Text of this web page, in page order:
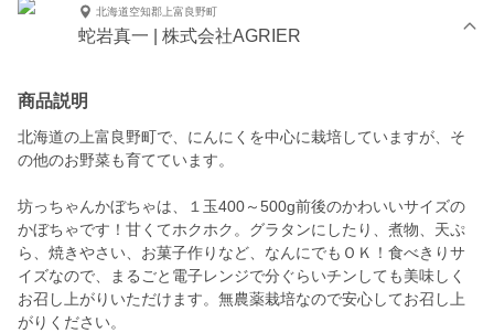
北海道空知郡上富良野町
蛇岩真一 | 株式会社AGRIER
商品説明
北海道の上富良野町で、にんにくを中心に栽培していますが、そ
の他のお野菜も育てています。
坊っちゃんかぼちゃは、１玉400～500g前後のかわいいサイズの
かぼちゃです！甘くてホクホク。グラタンにしたり、煮物、天ぷ
ら、焼きやさい、お菓子作りなど、なんにでもＯＫ！食べきりサ
イズなので、まるごと電子レンジで分ぐらいチンしても美味しく
お召し上がりいただけます。無農薬栽培なので安心してお召し上
がりください。